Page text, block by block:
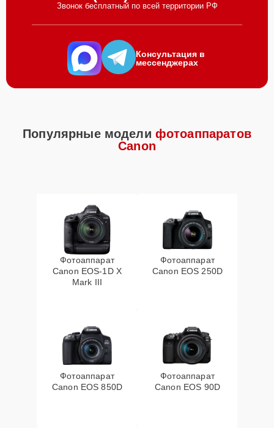
Звонок бесплатный по всей территории РФ
Консультация в
мессенджерах
Популярные модели фотоаппаратов
Canon
Фотоаппарат
Canon EOS‑1D X
Mark III
Фотоаппарат
Canon EOS 250D
Фотоаппарат
Canon EOS 850D
Фотоаппарат
Canon EOS 90D